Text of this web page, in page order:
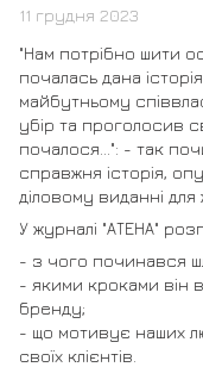
11 грудня 2023
"Нам потрібно шити
почалась дана
майбутньому
убір та проголосив
почалося...": - так
справжня історія,
діловому виданні для
У журналі "АТЕНА"
- з чого починався
- якими кроками він
бренду;
- що мотивує наших
своїх клієнтів.